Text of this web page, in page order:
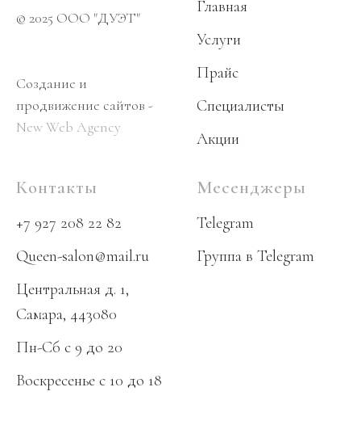
© 2025 OOO "ДУЭТ"
Создание и
продвижение сайтов -
New Web Agency
Главная
Услуги
Прайс
Специалисты
Акции
Контакты
+7 927 208 22 82
Queen-salon@mail.ru
Центральная д. 1,
Самара, 443080
Пн-Сб с 9 до 20
Воскресенье с 10 до 18
Месенджеры
Telegram
Группа в Telegram